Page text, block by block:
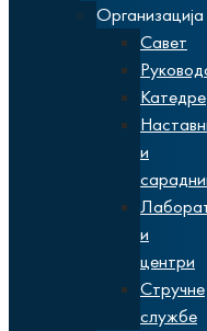
Организација
Савет
Катедре
и
и
центри
Стручне
службе